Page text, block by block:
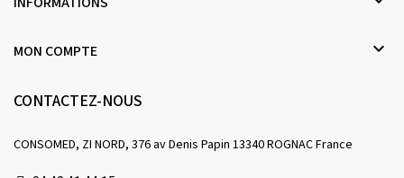
MON COMPTE 
CONTACTEZ-NOUS
CONSOMED, ZI NORD, 376 av Denis Papin 13340 ROGNAC France